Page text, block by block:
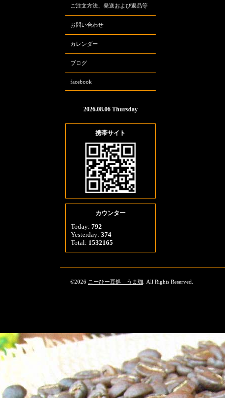
ご注文方法、発送および返品等
お問い合わせ
カレンダー
ブログ
facebook
2026.08.06 Thursday
携帯サイト
カウンター
Today: 792
Yesterday: 374
Total: 1532165
©2026 こーひー豆処 うま珈 . All Rights Reserved.